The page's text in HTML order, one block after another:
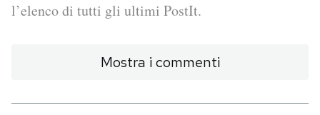
l’elenco di tutti gli ultimi PostIt.
Mostra i commenti